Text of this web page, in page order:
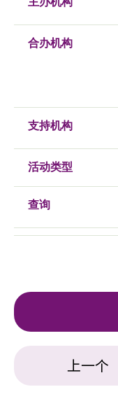
合办机构
支持机构
活动类型
查询
上一个